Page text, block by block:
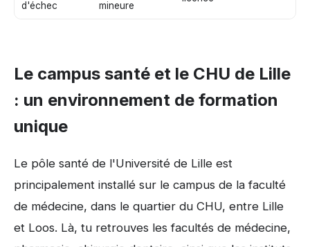
d'échec mineure
Le campus santé et le CHU de Lille
: un environnement de formation
unique
Le pôle santé de l'Université de Lille est
principalement installé sur le campus de la faculté
de médecine, dans le quartier du CHU, entre Lille
et Loos. Là, tu retrouves les facultés de médecine,